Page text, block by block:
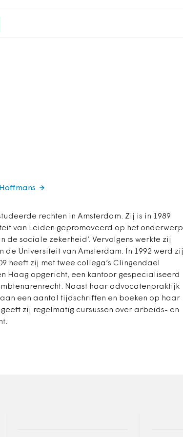
rechten in Amsterdam. Zij is in 1989
van Leiden gepromoveerd op het onderwerp
de sociale zekerheid’. Vervolgens werkte zij
de Universiteit van Amsterdam. In 1992 werd zij
heeft zij met twee collega’s Clingendael
Haag opgericht, een kantoor gespecialiseerd
Naast haar advocatenpraktijk
een aantal tijdschriften en boeken op haar
zij regelmatig cursussen over arbeids- en